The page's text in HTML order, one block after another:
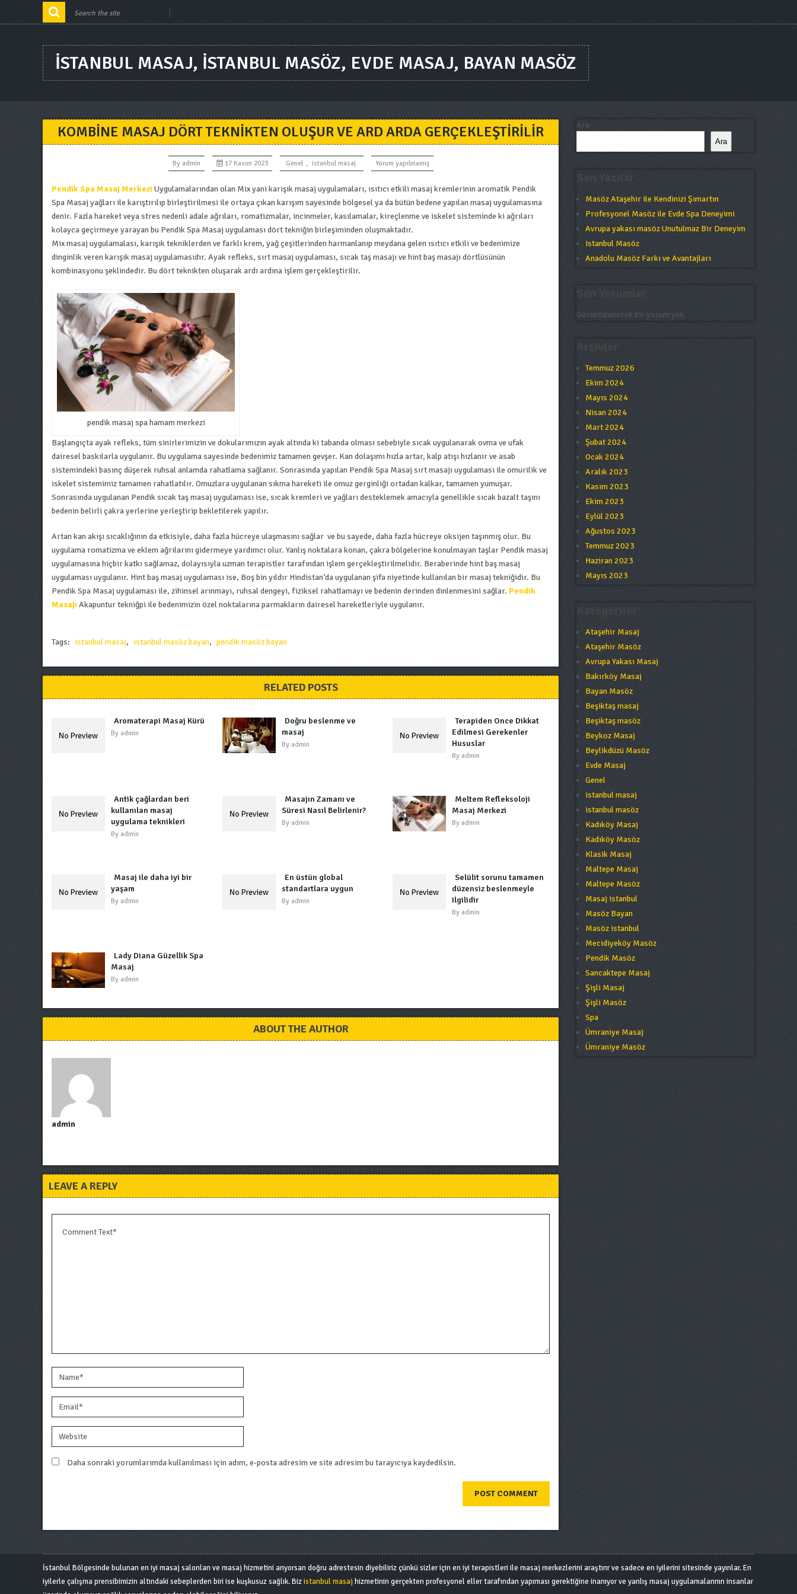
ISTANBUL MASAJ, ISTANBUL MASÖZ, EVDE MASAJ, BAYAN MASÖZ
KOMBINE MASAJ DÖRT TEKNIKTEN OLUŞUR VE ARD ARDA GERÇEKLEŞTIRILIR
By admin 17 Kasım 2023 Genel , istanbul masaj Yorum yapılmamış
Pendik Spa Masaj MerkeziUygulamalarından olan Mix yani karışık masaj uygulamaları, ısıtıcı etkili masaj kremlerinin aromatik Pendik
Spa Masaj yağları ile karıştırılıp birleştirilmesi ile ortaya çıkan karışım sayesinde bölgesel ya da bütün bedene yapılan masaj uygulamasına
denir. Fazla hareket veya stres nedenli adale ağrıları, romatizmalar, incinmeler, kasılamalar, kireçlenme ve iskelet sisteminde ki ağrıları
kolayca geçirmeye yarayan bu Pendik Spa Masaj uygulaması dört tekniğin birleşiminden oluşmaktadır.
Mix masaj uygulamalası, karışık tekniklerden ve farklı krem, yağ çeşitlerinden harmanlanıp meydana gelen ısıtıcı etkili ve bedenimize
dinginlik veren karışık masaj uygulamasıdır. Ayak refleks, sırt masaj uygulaması, sıcak taş masajı ve hint baş masajı dörtlüsünün
kombinasyonu şeklindedir. Bu dört teknikten oluşarak ardı ardına işlem gerçekleştirilir.
pendik masaj spa hamam merkezi
Başlangıçta ayak refleks, tüm sinirlerimizin ve dokularımızın ayak altında ki tabanda olması sebebiyle sıcak uygulanarak ovma ve ufak
dairesel baskılarla uygulanır. Bu uygulama sayesinde bedenimiz tamamen gevşer. Kan dolaşımı hızla artar, kalp atışı hızlanır ve asab
sistemindeki basınç düşerek ruhsal anlamda rahatlama sağlanır. Sonrasında yapılan Pendik Spa Masaj sırt masajı uygulaması ile omurilik ve
iskelet sistemimiz tamamen rahatlatılır. Omuzlara uygulanan sıkma hareketi ile omuz gerginliği ortadan kalkar, tamamen yumuşar.
Sonrasında uygulanan Pendik sıcak taş masaj uygulaması ise, sıcak kremleri ve yağları desteklemek amacıyla genellikle sıcak bazalt taşını
bedenin belirli çakra yerlerine yerleştirip bekletilerek yapılır.
Artan kan akışı sıcaklığının da etkisiyle, daha fazla hücreye ulaşmasını sağlar ve bu sayede, daha fazla hücreye oksijen taşınmış olur. Bu
uygulama romatizma ve eklem ağrılarını gidermeye yardımcı olur. Yanlış noktalara konan, çakra bölgelerine konulmayan taşlar Pendik masaj
uygulamasına hiçbir katkı sağlamaz, dolayısıyla uzman terapistler tarafından işlem gerçekleştirilmelidir. Beraberinde hint baş masaj
uygulaması uygulanır. Hint baş masaj uygulaması ise, Boş bin yıldır Hindistan’da uygulanan şifa niyetinde kullanılan bir masaj tekniğidir. Bu
Pendik Spa Masaj uygulaması ile, zihinsel arınmayı, ruhsal dengeyi, fiziksel rahatlamayı ve bedenin derinden dinlenmesini sağlar. Pendik
MasajıAkapuntur tekniğpi ile bedenimizin özel noktalarına parmakların dairesel hareketleriyle uygulanır.
Tags: istanbul masaj, istanbul masöz bayan, pendik masöz bayan
RELATED POSTS
Aromaterapi Masaj Kürü
By admin
Doğru beslenme ve
masaj
By admin
Terapiden Önce Dikkat
Edilmesi Gerekenler
Hususlar
By admin
Antik çağlardan beri
kullanılan masaj
uygulama teknikleri
By admin
Masajın Zamanı ve
Süresi Nasıl Belirlenir?
By admin
Meltem Refleksoloji
Masaj Merkezi
By admin
Masaj ile daha iyi bir
yaşam
By admin
En üstün global
standartlara uygun
By admin
Selülit sorunu tamamen
düzensiz beslenmeyle
ilgilidir
By admin
Lady Diana Güzellik Spa
Masaj
By admin
ABOUT THE AUTHOR
admin
LEAVE A REPLY
Daha sonraki yorumlarımda kullanılması için adım, e-posta adresim ve site adresim bu tarayıcıya kaydedilsin.
Ara
Ara
Masöz Ataşehir ile Kendinizi Şımartın
Profesyonel Masöz ile Evde Spa Deneyimi
Avrupa yakası masöz Unutulmaz Bir Deneyim
Istanbul Masöz
Anadolu Masöz Farkı ve Avantajları
Görüntülenecek bir yorum yok.
Temmuz 2026
Ekim 2024
Mayıs 2024
Nisan 2024
Mart 2024
Şubat 2024
Ocak 2024
Aralık 2023
Kasım 2023
Ekim 2023
Eylül 2023
Ağustos 2023
Temmuz 2023
Haziran 2023
Mayıs 2023
Ataşehir Masaj
Ataşehir Masöz
Avrupa Yakası Masaj
Bakırköy Masaj
Bayan Masöz
Beşiktaş masaj
Beşiktaş masöz
Beykoz Masaj
Beylikdüzü Masöz
Evde Masaj
Genel
istanbul masaj
istanbul masöz
Kadıköy Masaj
Kadıköy Masöz
Klasik Masaj
Maltepe Masaj
Maltepe Masöz
Masaj istanbul
Masöz Bayan
Masöz istanbul
Mecidiyeköy Masöz
Pendik Masöz
Sancaktepe Masaj
Şişli Masaj
Şişli Masöz
Spa
Ümraniye Masaj
Ümraniye Masöz
İstanbul Bölgesinde bulunan en iyi masaj salonları ve masaj hizmetini arıyorsan doğru adrestesin diyebiliriz çünkü sizler için en iyi terapistleri ile masaj merkezlerini araştırır ve sadece en iyilerini sitesinde yayınlar. En
iyilerle çalışma prensibimizin altındaki sebeplerden biri ise kuşkusuz sağlık. Bizistanbul masaj hizmetinin gerçekten profesyonel eller tarafından yapıması gerektiğine inanıyor ve yanlış masaj uygulamalarının insanlar